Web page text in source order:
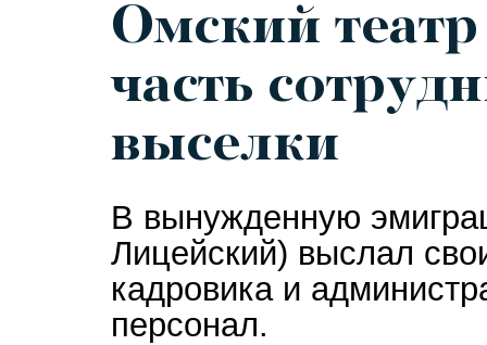
Омский
часть
выселки
В вынужденную
Лицейский) выслал
кадровика и
персонал.